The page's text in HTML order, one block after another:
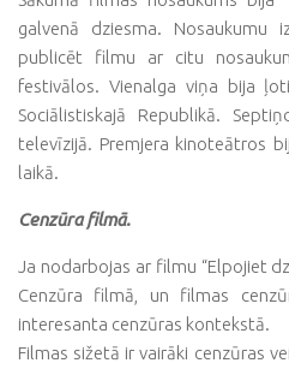
galvenā dziesma. Nosaukumu
publicēt filmu ar citu
festivālos. Vienalga viņa bija
Sociālistiskajā Republikā.
televīzijā. Premjera kinoteātros
laikā.
Cenzūra filmā.
Ja nodarbojas ar filmu “Elpojiet
Cenzūra filmā, un filmas
interesanta cenzūras kontekstā.
Filmas sižetā ir vairāki cenzūras